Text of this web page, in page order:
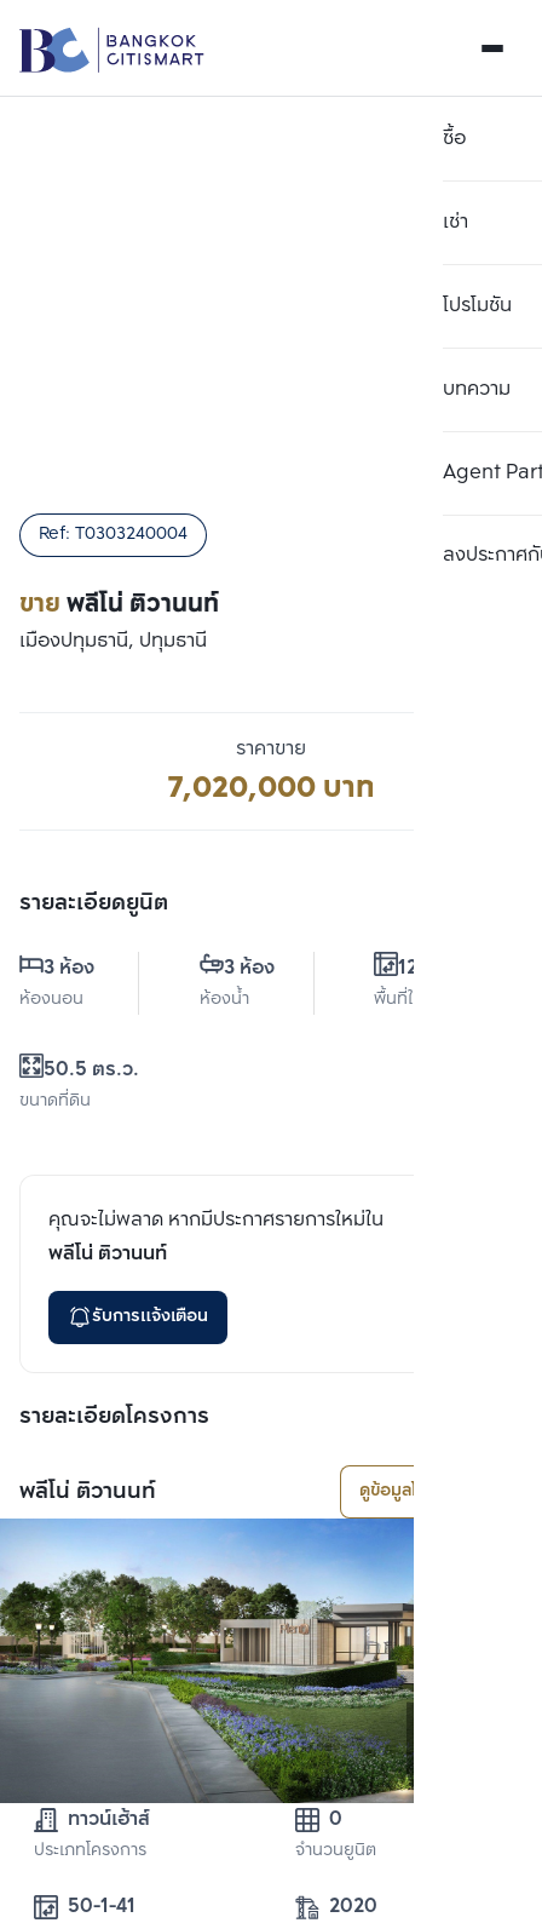
ซื้อ
เช่า
โปรโมชัน
บทความ
Agent
ลงประกาศกั
ขายพลีโน่ ติวานนท์
Ref: T0303240004
เมืองปทุมธานี, ปทุมธานี
ราคาขาย
7,020,000 บาท
รายละเอียดยูนิต
3 ห้อง
ห้องนอน
3 ห้อง
ห้องน้ำ
126 ตร.ม.
พื้นที่ใช้สอย
50.5 ตร.ว.
ขนาดที่ดิน
คุณจะไม่พลาด หากมีประกาศรายการใหม่ใน
พลีโน่ ติวานนท์
รับการแจ้งเตือน
รายละเอียดโครงการ
พลีโน่ ติวานนท์ ดูข้อมูลโครงการ
ทาวน์เฮ้าส์
ประเภทโครงการ
0
จำนวนยูนิต
50-1-41 2020
เปรียบเทียบ